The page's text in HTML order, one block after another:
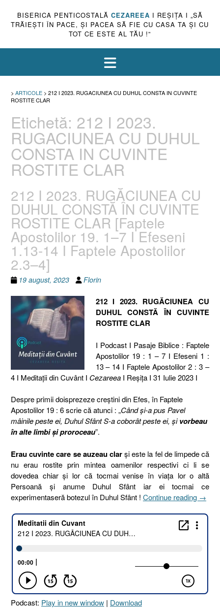
BISERICA PENTICOSTALĂ CEZAREEA I REŞIŢA I „SĂ
TRĂIEŞTI ÎN PACE, ŞI PACEA SĂ FIE CU CASA TA ŞI CU
TOT CE ESTE AL TĂU !”
> ARTICOLE > 212 I 2023. RUGACIUNEA CU DUHUL CONSTA IN CUVINTE
ROSTITE CLAR
Etichetă: 212 I 2023.
RUGACIUNEA CU DUHUL
CONSTA IN CUVINTE
ROSTITE CLAR
212 I 2023. RUGĂCIUNEA CU
DUHUL CONSTĂ ÎN CUVINTE
ROSTITE CLAR [Faptele
Apostolilor 19. 1–7 I Efeseni
1.13-14 I Faptele Apostolilor
2.3–4]
19 august, 2023 Florin
212 I 2023. RUGĂCIUNEA CU
DUHUL CONSTĂ ÎN CUVINTE
ROSTITE CLAR
I Podcast I Pasaje Biblice : Faptele
Apostolilor 19 : 1 – 7 I Efeseni 1 :
13 – 14 I Faptele Apostolilor 2 : 3 –
4 I Meditaţii din Cuvânt I Cezareea I Reşiţa I 31 Iulie 2023 I
Despre primii doisprezeze creștini din Efes, în Faptele
Apostolilor 19 : 6 scrie că atunci : „Când şi-a pus Pavel
mâinile peste ei, Duhul Sfânt S-a coborât peste ei, şivorbeau
în alte limbi şi proroceau”.
Erau cuvinte care se auzeau clarși este la fel de limpede că
nu erau rostite prin mintea oamenilor respectivi ci li se
dovedea chiar și lor că tocmai venise în viața lor o altă
Persoană și anume Duhul Sfânt iar ei tocmai ce
experimentaseră botezul în Duhul Sfânt ! Continue reading „212
2023.
→
Podcast: Play in new window | Download